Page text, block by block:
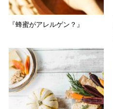
『蜂蜜がアレルゲン？』